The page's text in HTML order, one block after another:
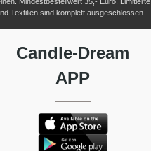
Textilien sind komplett ausgeschlossen.
Candle-Dream
APP